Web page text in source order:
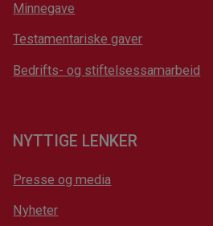
Minnegave
Testamentariske gaver
Bedrifts- og stiftelsessamarbeid
NYTTIGE LENKER
Presse og media
Nyheter